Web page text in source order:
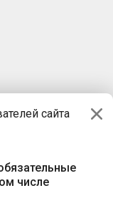
сайта
числе
т Независимости